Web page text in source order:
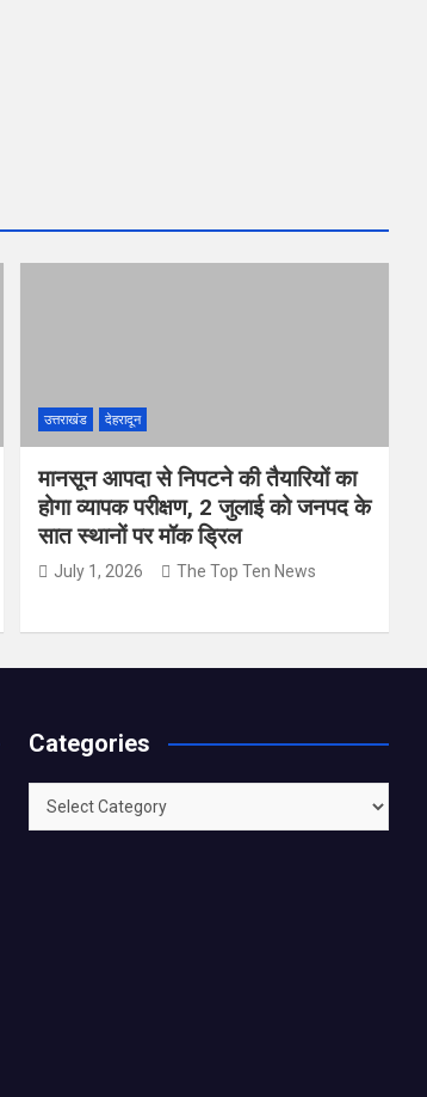
उत्तराखंड देहरादून
मानसून आपदा से निपटने की तैयारियों का
होगा व्यापक परीक्षण, 2 जुलाई को जनपद के
सात स्थानों पर मॉक ड्रिल
July 1, 2026 The Top Ten News
Categories
Categories